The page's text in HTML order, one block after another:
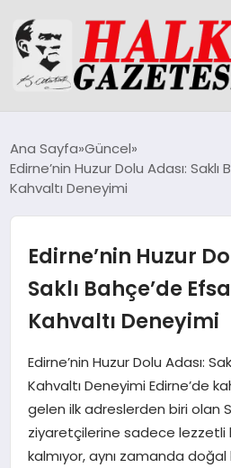
DÜNYA
MAGAZIN
SAĞLIK
SIYASET
SPOR
Ana Sayfa Güncel
Edirne’nin Huzur Dolu Adası:
Kahvaltı Deneyimi
Edirne’nin Huzur
Saklı Bahçe’de
Kahvaltı Deneyimi
Edirne’nin Huzur Dolu Adası:
Kahvaltı Deneyimi Edirne’de
gelen ilk adreslerden biri olan
ziyaretçilerine sadece lezzetli
kalmıyor, aynı zamanda